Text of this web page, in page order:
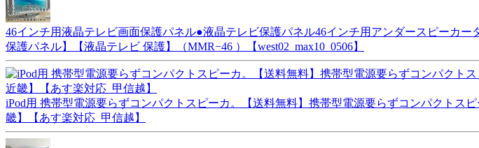
46インチ用液晶テレビ画面保護パネル●液晶テレビ保護パネル46インチ用アンダースピーカ
保護パネル】【液晶テレビ 保護】（MMR−46 ）【west02_max10_0506】
iPod用 携帯型電源要らずコンパクトスピーカ。【送料無料】携帯型電源要らずコンパクトス
畿】【あす楽対応_甲信越】